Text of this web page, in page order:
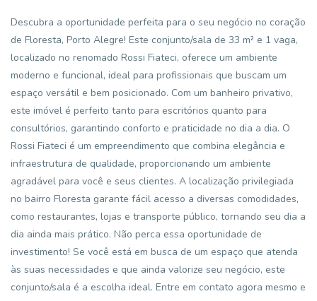
Descubra a oportunidade perfeita para o seu negócio no coração
de Floresta, Porto Alegre! Este conjunto/sala de 33 m² e 1 vaga,
localizado no renomado Rossi Fiateci, oferece um ambiente
moderno e funcional, ideal para profissionais que buscam um
espaço versátil e bem posicionado. Com um banheiro privativo,
este imóvel é perfeito tanto para escritórios quanto para
consultórios, garantindo conforto e praticidade no dia a dia. O
Rossi Fiateci é um empreendimento que combina elegância e
infraestrutura de qualidade, proporcionando um ambiente
agradável para você e seus clientes. A localização privilegiada
no bairro Floresta garante fácil acesso a diversas comodidades,
como restaurantes, lojas e transporte público, tornando seu dia a
dia ainda mais prático. Não perca essa oportunidade de
investimento! Se você está em busca de um espaço que atenda
às suas necessidades e que ainda valorize seu negócio, este
conjunto/sala é a escolha ideal. Entre em contato agora mesmo e